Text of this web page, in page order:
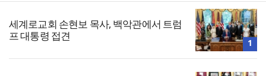
세계로교회 손현보 목사, 백악관에서 트럼
프 대통령 접견
1